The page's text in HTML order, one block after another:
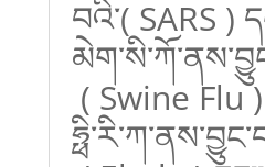
བའི་( SARS )
( Swine Flu )